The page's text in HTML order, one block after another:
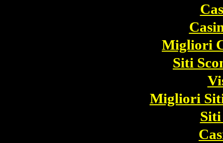
Migliori
Siti
Migliori
Siti